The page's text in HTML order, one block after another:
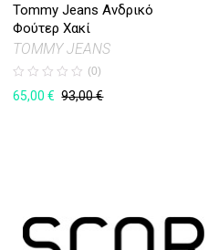
Tommy Jeans Ανδρικό
Φούτερ Χακί
TOMMY JEANS
(0)
65,00€ 93,00€